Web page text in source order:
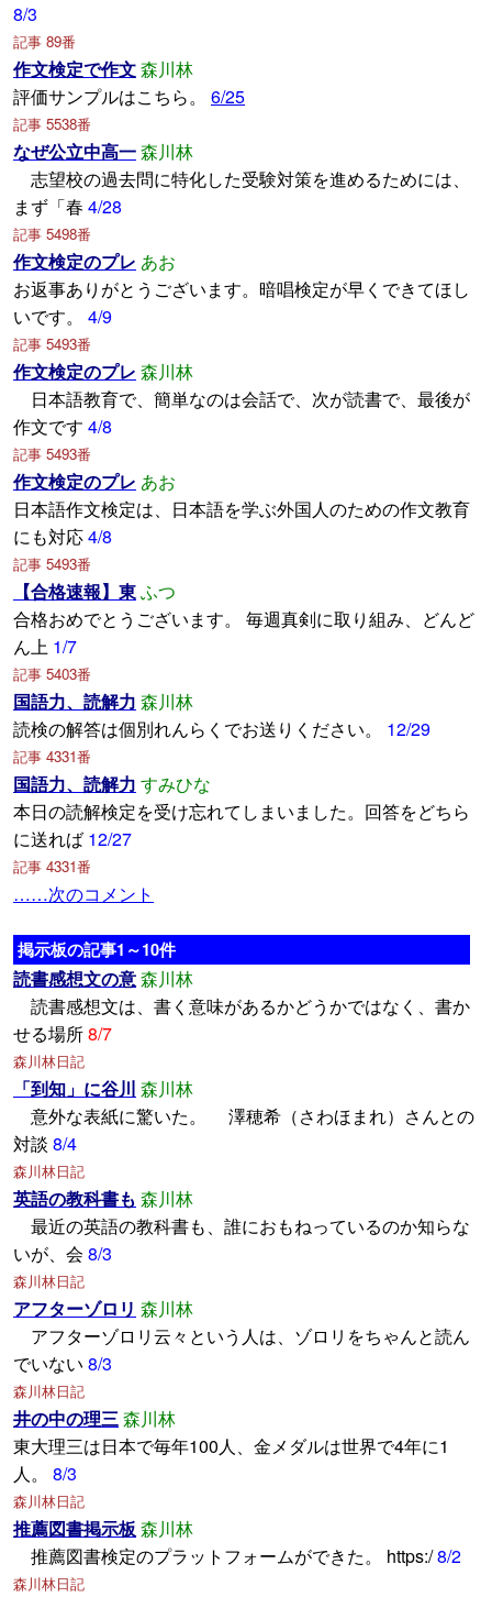
8/3
記事 89番
作文検定で作文森川林
評価サンプルはこちら。 6/25
記事 5538番
なぜ公立中高一森川林
志望校の過去問に特化した受験対策を進めるためには、
まず「春 4/28
記事 5498番
作文検定のプレ あお
お返事ありがとうございます。暗唱検定が早くできてほし
いです。
4/9
記事 5493番
作文検定のプレ 森川林
日本語教育で、簡単なのは会話で、次が読書で、最後が
作文です 4/8
記事 5493番
作文検定のプレ あお
日本語作文検定は、日本語を学ぶ外国人のための作文教育
にも対応4/8
記事 5493番
【合格速報】東ふつ
合格おめでとうございます。 毎週真剣に取り組み、どんど
ん上 1/7
記事 5403番
国語力、読解力 森川林
読検の解答は個別れんらくでお送りください。
12/29
記事 4331番
国語力、読解力 すみひな
本日の読解検定を受け忘れてしまいました。回答をどちら
に送れば 12/27
記事 4331番
……次のコメント
掲示板の記事1～10件
読書感想文の意森川林
読書感想文は、書く意味があるかどうかではなく、書か
せる場所8/7
森川林日記
「到知」に谷川 森川林
意外な表紙に驚いた。 澤穂希（さわほまれ）さんとの
対談 8/4
森川林日記
英語の教科書も 森川林
最近の英語の教科書も、誰におもねっているのか知らな
いが、会 8/3
森川林日記
アフターゾロリ 森川林
アフターゾロリ云々という人は、ゾロリをちゃんと読ん
でいない 8/3
森川林日記
井の中の理三森川林
東大理三は日本で毎年100人、金メダルは世界で4年に1
人。 8/3
森川林日記
推薦図書掲示板森川林
推薦図書検定のプラットフォームができた。 https:/8/2
森川林日記